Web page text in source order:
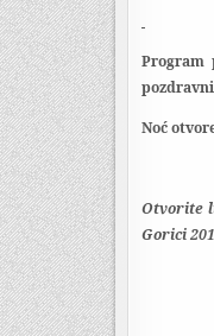
Program
Noć
Otvorite
Gorici